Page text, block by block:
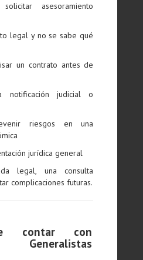
asesoramiento
legal y no se sabe qué
un contrato antes de
notificación judicial o
riesgos en una
jurídica general
legal, una consulta
complicaciones futuras.
contar con